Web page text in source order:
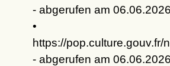
- abgerufen am 06.06.2026
•
https://
- abgerufen am 06.06.2026